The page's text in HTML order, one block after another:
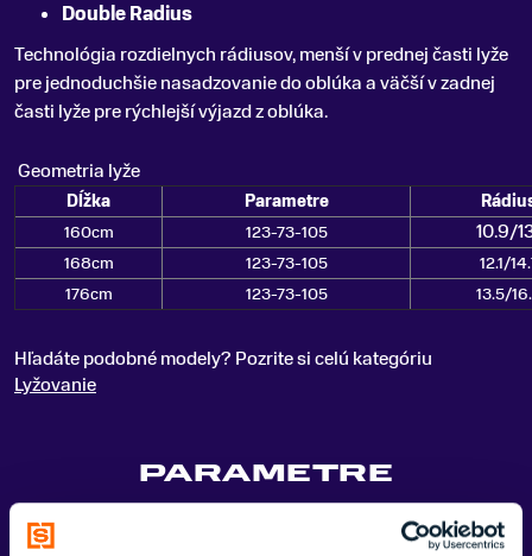
Double Radius
Technológia rozdielnych rádiusov, menší v prednej časti lyže
pre jednoduchšie nasadzovanie do oblúka a väčší v zadnej
časti lyže pre rýchlejší výjazd z oblúka.
Geometria lyže
Dĺžka Parametre
160cm
123-73-105 10.9/
168cm 123-73-105
12.1/
176cm
123-73-105 13.5/
Hľadáte podobné modely? Pozrite si celú kategóriu
Lyžovanie
PARAMETRE
CENA VRÁTANE VIAZANIA